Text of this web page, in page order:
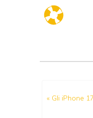
« Gli iPhone